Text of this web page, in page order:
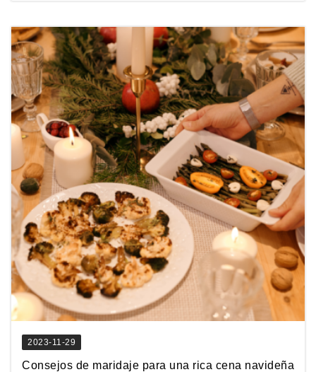
2023-11-29
Consejos de maridaje para una rica cena navideña